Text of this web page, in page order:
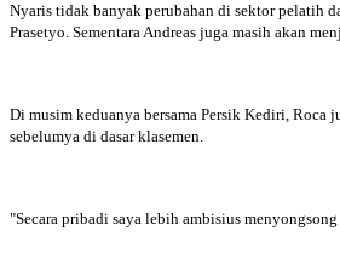
Nyaris tidak banyak perubahan di sektor pelatih
Prasetyo. Sementara Andreas juga masih akan
Di musim keduanya bersama Persik Kediri,
sebelumya di dasar klasemen.
"Secara pribadi saya lebih ambisius